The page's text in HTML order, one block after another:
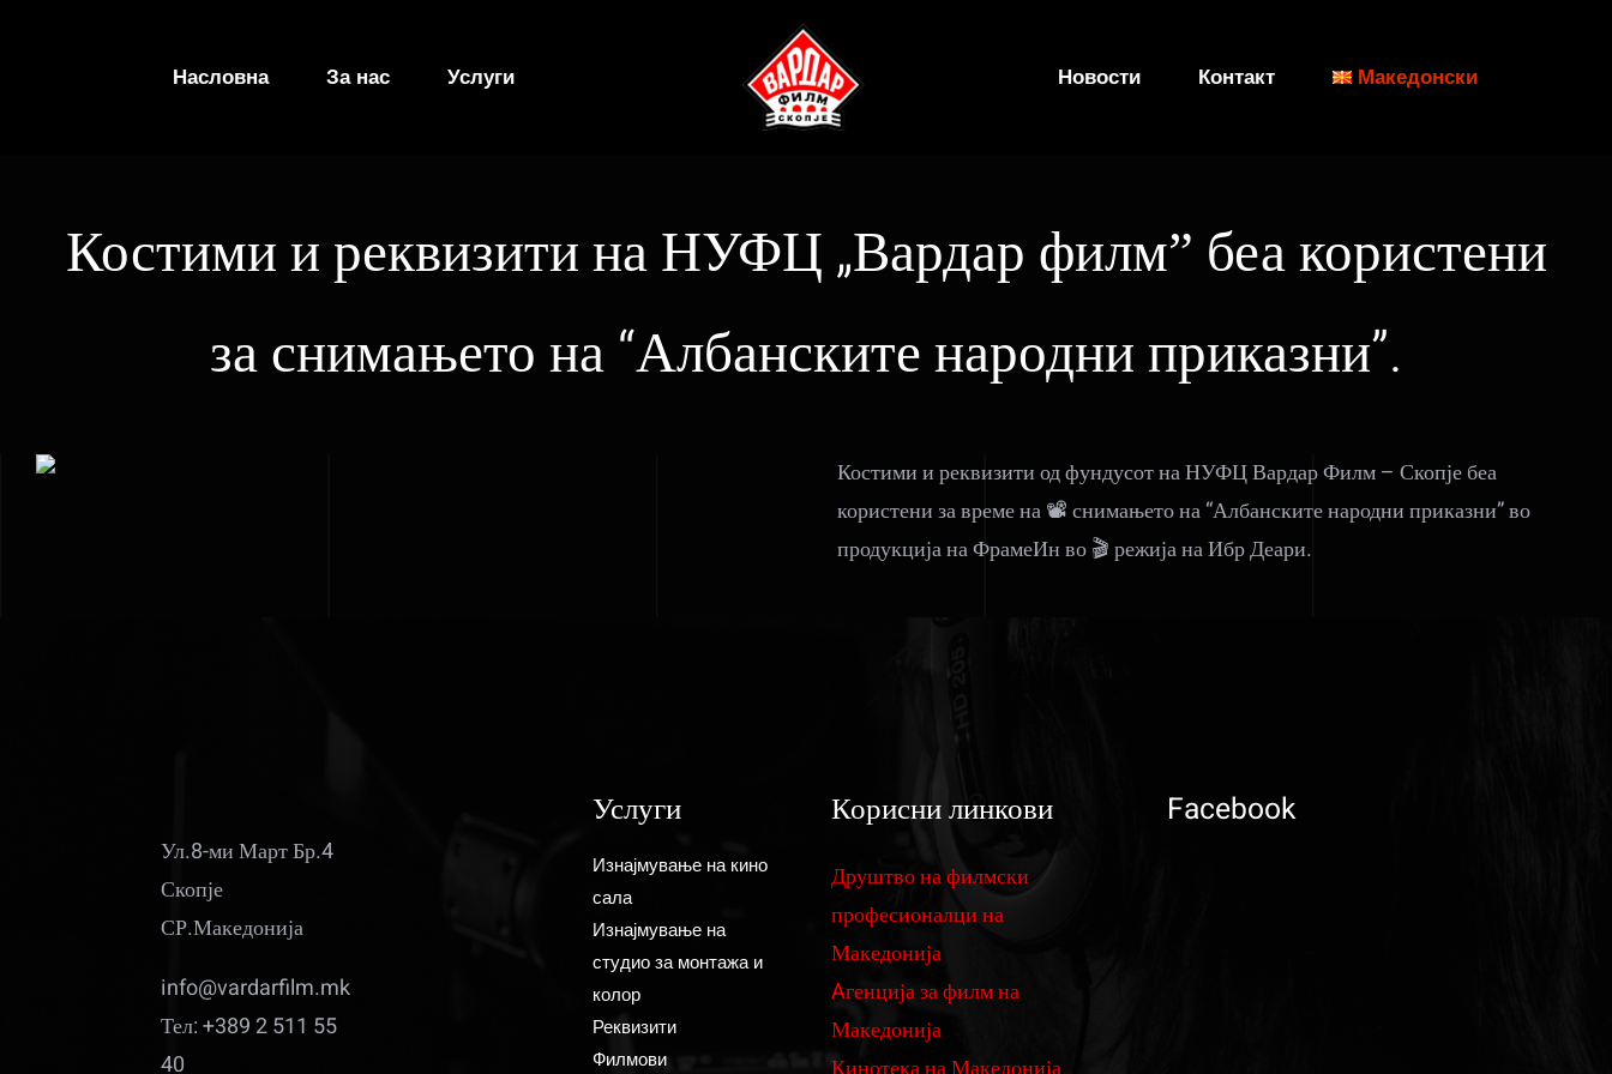
Насловна За нас Услуги Новости Контакт Македонски
Костими и реквизити на НУФЦ „Вардар филмˮ беа користени
за снимањето на “Албанските народни приказни”.
Костими и реквизити од фундусот на НУФЦ Вардар Филм – Скопје беа
користени за време на 📽 снимањето на “Албанските народни приказни” во
продукција на ФрамеИн во 🎬 режија на Ибр Деари.
Ул.8-ми Март Бр.4
Скопје
СР.Македонија
info@vardarfilm.mk
Тел: +389 2 511 55
40
Услуги
Изнајмување на кино
сала
Изнајмување на
студио за монтажа и
колор
Реквизити
Филмови
Корисни линкови
Друштво на филмски
професионалци на
Македонија
Aгенција за филм на
Македонија
Facebook